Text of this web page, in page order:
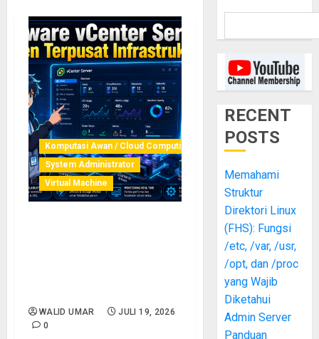
Komputasi Awan / Cloud Computing
System Administrator
Virtual Machine
WALID UMAR
JULI 19, 2026
0
RECENT
POSTS
Memahami
Struktur
Direktori Linux
(FHS): Fungsi
/etc, /var, /usr,
/opt, dan /proc
yang Wajib
Diketahui
Admin Server
Panduan